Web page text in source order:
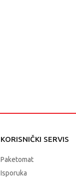
KORISNIČKI SERVIS
Paketomat
Isporuka